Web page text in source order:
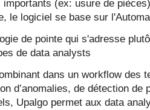
importants (ex: usure de
le logiciel se base sur
de pointe qui s'adresse
de data analysts
dans un workflow des
d’anomalies, de détection de
Upalgo permet aux data